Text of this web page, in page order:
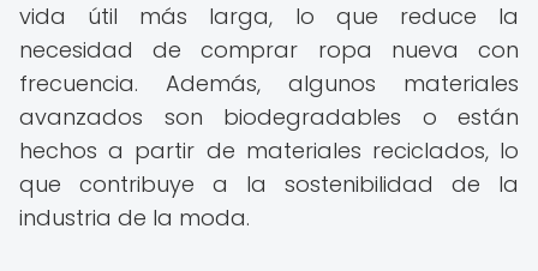
vida útil más larga, lo que reduce la
necesidad de comprar ropa nueva con
frecuencia. Además, algunos materiales
avanzados son biodegradables o están
hechos a partir de materiales reciclados, lo
que contribuye a la sostenibilidad de la
industria de la moda.